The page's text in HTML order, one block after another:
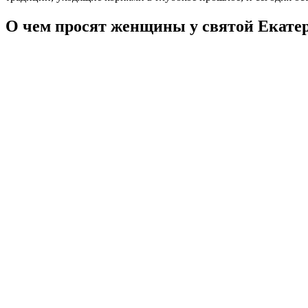
О чем просят женщины у святой